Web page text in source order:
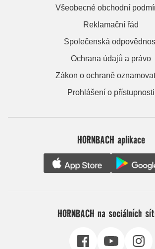
Všeobecné obchodní
Reklamační řád
Společenská
Ochrana údajů a právo
Zákon o ochraně
Prohlášení o přístupnosti
HORNBACH aplikace
HORNBACH na sociálních